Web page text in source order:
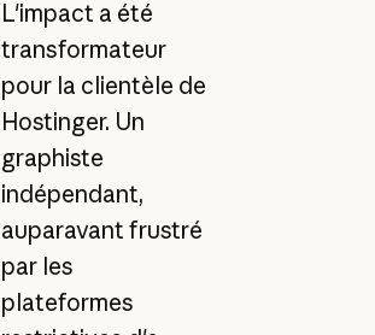
L'impact a été
transformateur
pour la clientèle de
Hostinger. Un
graphiste
indépendant,
auparavant frustré
par les
plateformes